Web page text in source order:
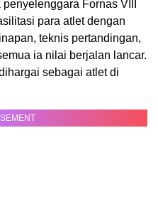
Fornas VIII
para atlet dengan
teknis pertandingan,
ia nilai berjalan lancar.
sebagai atlet di